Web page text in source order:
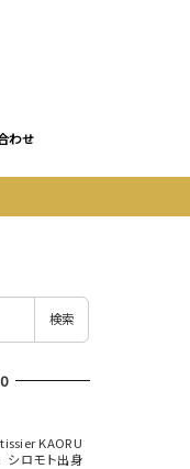
わせ
検索
KAORU
シロモト出身